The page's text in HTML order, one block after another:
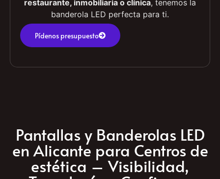
💡 Ya sea un Dentista, tienda de ropa, bar,
restaurante, inmobiliaria o clínica
banderola LED perfecta para ti.
Pantallas y Banderolas LED